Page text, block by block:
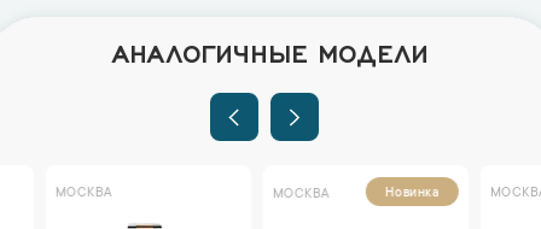
АНАЛОГИЧНЫЕ МОДЕЛИ
МОСКВА МОСКВА Новинка МОСКВА